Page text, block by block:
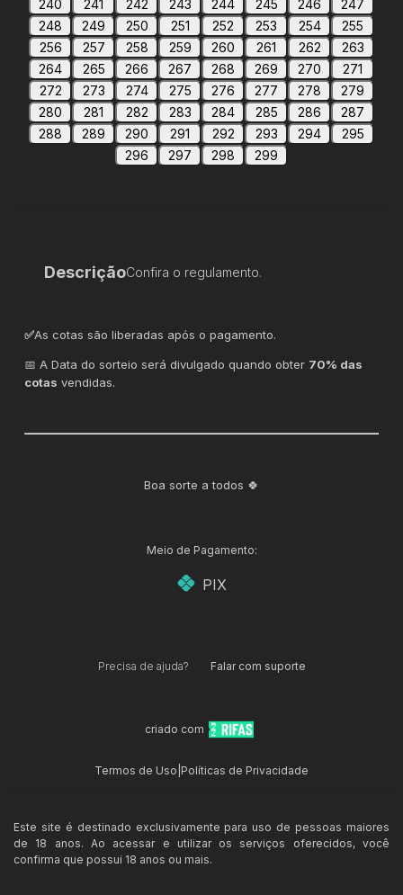
240
241 242 243 244 245 246
247
248
249 250 251 252 253 254
255
256
257 258 259 260 261 262
263
264
265 266 267 268 269 270
271
272
273 274 275 276 277 278
279
280
281 282 283 284 285 286
287
288
289 290 291 292 293 294
295
296
297 298 299
DescriçãoConfira o regulamento.
✅As cotas são liberadas após o pagamento.
📅 A Data do sorteio será divulgado quando obter 70% das
cotas vendidas.
Boa sorte a todos 🍀
Meio de Pagamento:
PIX
Precisa de ajuda? Falar com suporte
criado com
Termos de Uso Políticas de Privacidade
Este site é destinado exclusivamente para uso de pessoas maiores
de 18 anos. Ao acessar e utilizar os serviços oferecidos, você
confirma que possui 18 anos ou mais.